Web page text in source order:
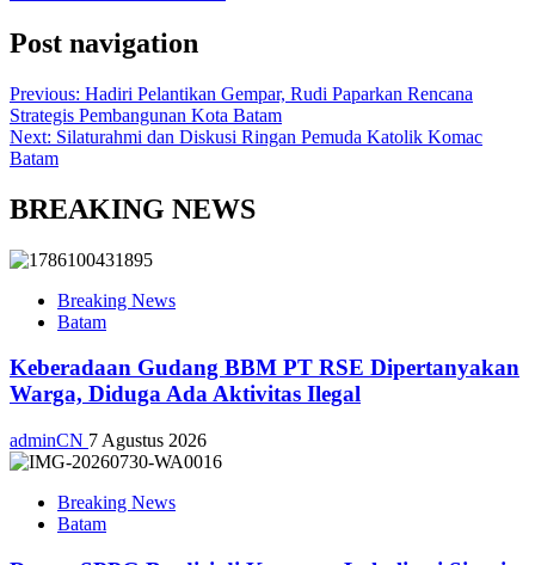
Post navigation
Previous: Hadiri Pelantikan Gempar, Rudi Paparkan Rencana
Strategis Pembangunan Kota Batam
Next: Silaturahmi dan Diskusi Ringan Pemuda Katolik Komac
Batam
BREAKING NEWS
Breaking News
Batam
Keberadaan Gudang BBM PT RSE Dipertanyakan
Warga, Diduga Ada Aktivitas Ilegal
adminCN 7 Agustus 2026
Breaking News
Batam